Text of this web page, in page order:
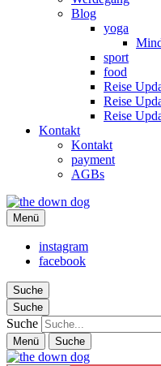
Blog
yoga
sport
food
Reise
Reise
Reise
Kontakt
Kontakt
payment
AGBs
the down dog
Christina Ilchman
Menü
instagram
facebook
Suche
Suche
Suche
Menü Suche